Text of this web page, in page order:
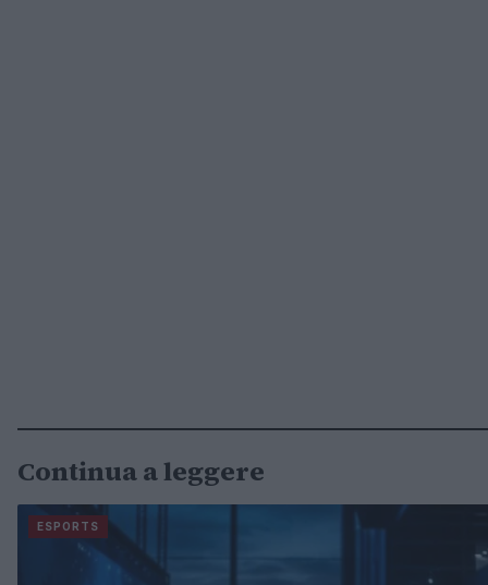
Continua a leggere
ESPORTS